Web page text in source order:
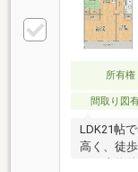
所有権
間取り図
LDK21帖
高く、徒
す。本物